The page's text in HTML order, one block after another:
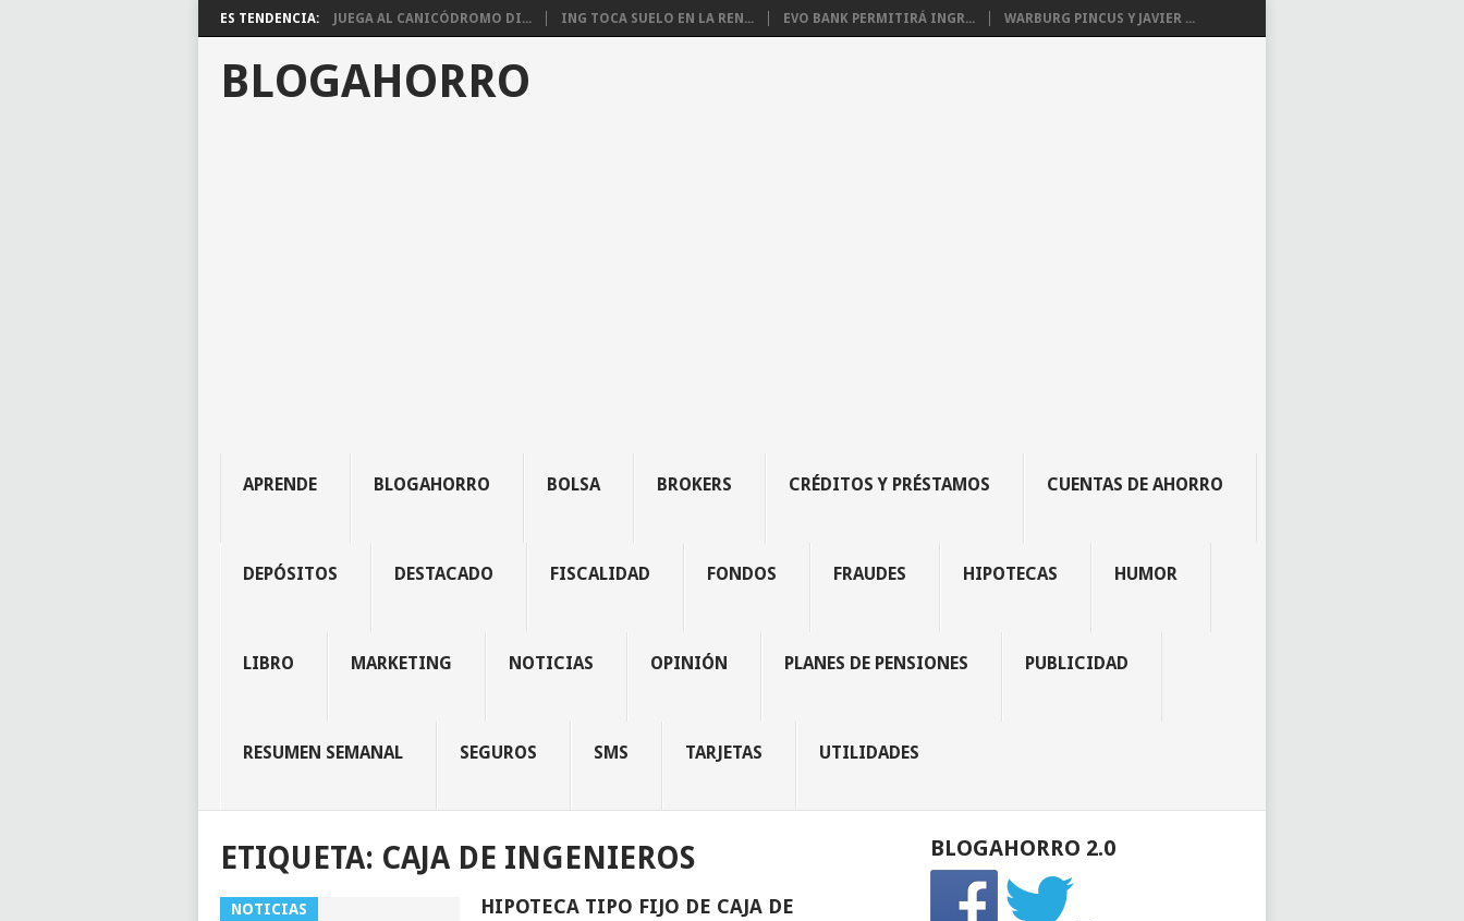
ES TENDENCIA: JUEGA AL CANICÓDROMO DI... ING TOCA SUELO EN LA REN... EVO BANK PERMITIRÁ INGR... WARBURG PINCUS Y JAVIER ...
BLOGAHORRO
APRENDE BLOGAHORRO BOLSA BROKERS CRÉDITOS Y PRÉSTAMOS CUENTAS DE AHORRO
DEPÓSITOS DESTACADO FISCALIDAD FONDOS FRAUDES HIPOTECAS HUMOR
LIBRO MARKETING NOTICIAS OPINIÓN PLANES DE PENSIONES PUBLICIDAD
RESUMEN SEMANAL SEGUROS SMS TARJETAS UTILIDADES
ETIQUETA: CAJA DE INGENIEROS
NOTICIAS
HIPOTECA TIPO FIJO DE CAJA DE
BLOGAHORRO 2.0